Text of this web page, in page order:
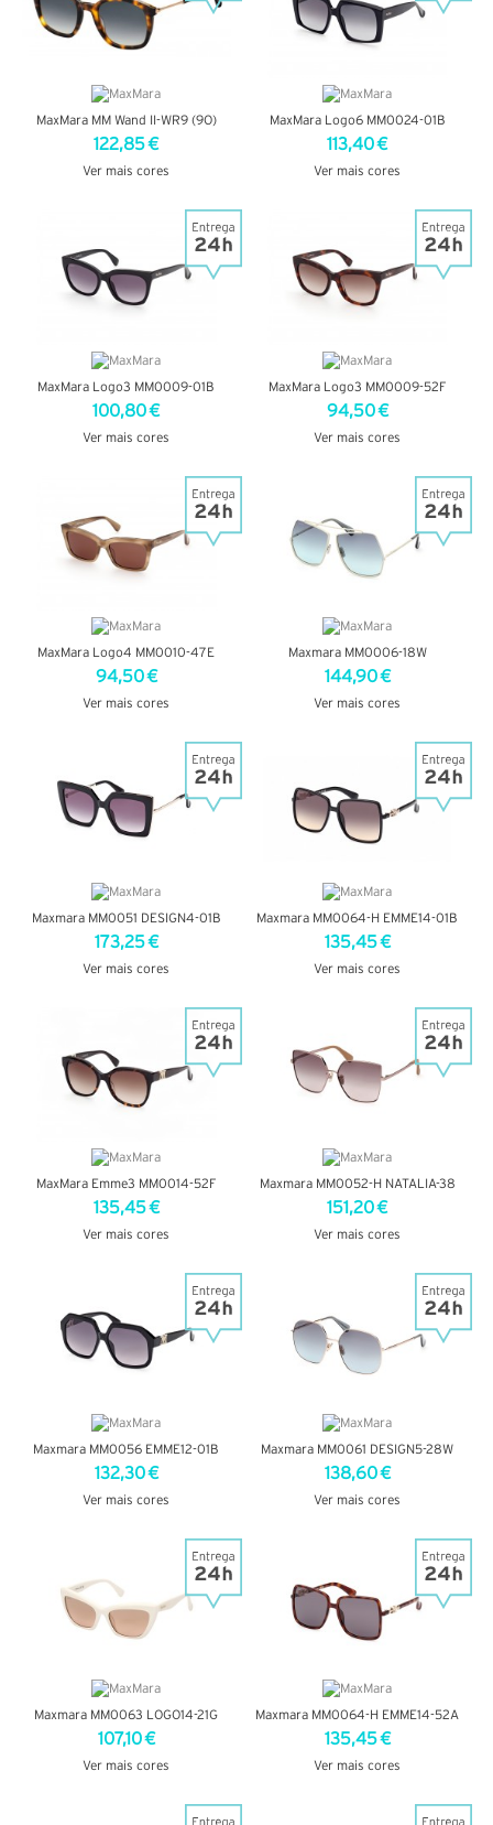
MaxMara MM Wand II-WR9 (9O)
122,85 €
Ver mais cores
MaxMara Logo6 MM0024-01B
113,40 €
Ver mais cores
MaxMara Logo3 MM0009-01B
100,80 €
Ver mais cores
MaxMara Logo3 MM0009-52F
94,50 €
Ver mais cores
MaxMara Logo4 MM0010-47E
94,50 €
Ver mais cores
Maxmara MM0006-18W
144,90 €
Ver mais cores
Maxmara MM0051 DESIGN4-01B
173,25 €
Ver mais cores
Maxmara MM0064-H EMME14-01B
135,45 €
Ver mais cores
MaxMara Emme3 MM0014-52F
135,45 €
Ver mais cores
Maxmara MM0052-H NATALIA-38
151,20 €
Ver mais cores
Maxmara MM0056 EMME12-01B
132,30 €
Ver mais cores
Maxmara MM0061 DESIGN5-28W
138,60 €
Ver mais cores
Maxmara MM0063 LOGO14-21G
107,10 €
Ver mais cores
Maxmara MM0064-H EMME14-52A
135,45 €
Ver mais cores